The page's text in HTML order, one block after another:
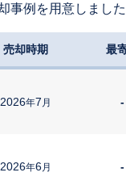
例を用意しまし
売却時期 最
2026年7 月 -
2026年6月 -